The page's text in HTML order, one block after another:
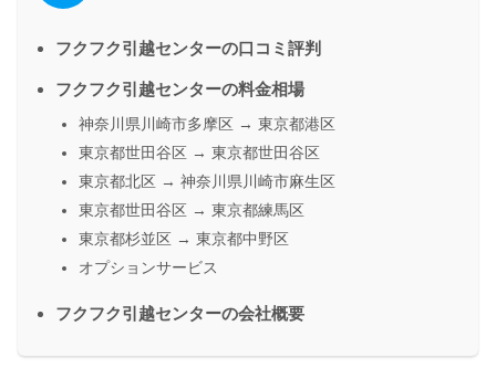
フクフク引越センターの口コミ評判
フクフク引越センターの料金相場
神奈川県川崎市多摩区 → 東京都港区
東京都世田谷区 → 東京都世田谷区
東京都北区 → 神奈川県川崎市麻生区
東京都世田谷区 → 東京都練馬区
東京都杉並区 → 東京都中野区
オプションサービス
フクフク引越センターの会社概要